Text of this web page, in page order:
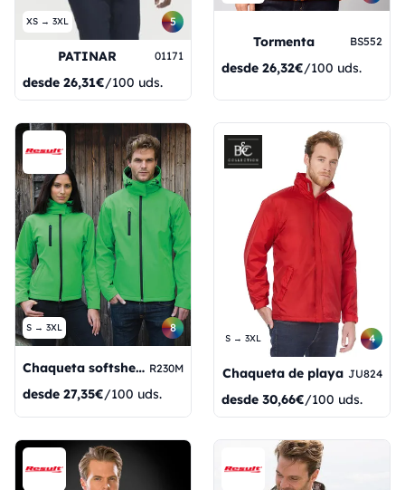
XS → 3XL 5
PATINAR 01171
desde 26,31€/100 uds.
Tormenta BS552
desde 26,32€/100 uds.
S → 3XL 8
Chaqueta softshell TX Performance con capucha R230M
desde 27,35€/100 uds.
S → 3XL 4
Chaqueta de playa JU824
desde 30,66€/100 uds.